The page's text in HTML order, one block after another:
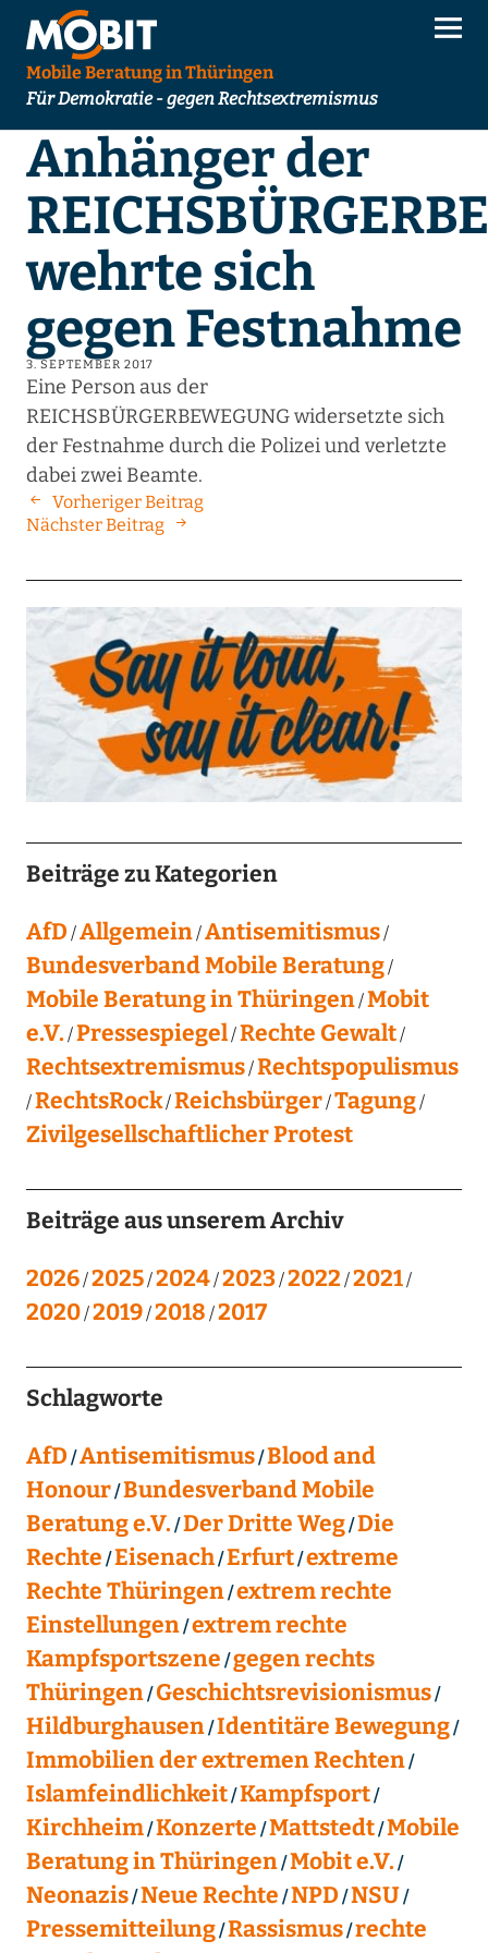
Mobile Beratung in Thüringen
Für Demokratie - gegen Rechtsextremismus
Anhänger der
wehrte sich
gegen Festnahme
3. SEPTEMBER 2017
Eine Person aus der
REICHSBÜRGERBEWEGUNG widersetzte sich
der Festnahme durch die Polizei und verletzte
dabei zwei Beamte.
Vorheriger Beitrag
Nächster Beitrag
Beiträge zu Kategorien
AfD Allgemein Antisemitismus
Bundesverband Mobile Beratung
Mobile Beratung in Thüringen Mobit
e.V. Pressespiegel Rechte Gewalt
Rechtsextremismus Rechtspopulismus
RechtsRock Reichsbürger Tagung
Zivilgesellschaftlicher Protest
Beiträge aus unserem Archiv
2026 2025 2024 2023 2022 2021
2020 2019 2018 2017
Schlagworte
AfD Antisemitismus Blood and
Honour Bundesverband Mobile
Beratung e.V. Der Dritte Weg Die
Rechte Eisenach Erfurt extreme
Rechte Thüringen extrem rechte
Einstellungen extrem rechte
Kampfsportszene gegen rechts
Thüringen Geschichtsrevisionismus
Hildburghausen Identitäre Bewegung
Immobilien der extremen Rechten
Islamfeindlichkeit Kampfsport
Kirchheim Konzerte Mattstedt Mobile
Beratung in Thüringen Mobit e.V.
Neonazis Neue Rechte NPD NSU
Pressemitteilung Rassismus rechte